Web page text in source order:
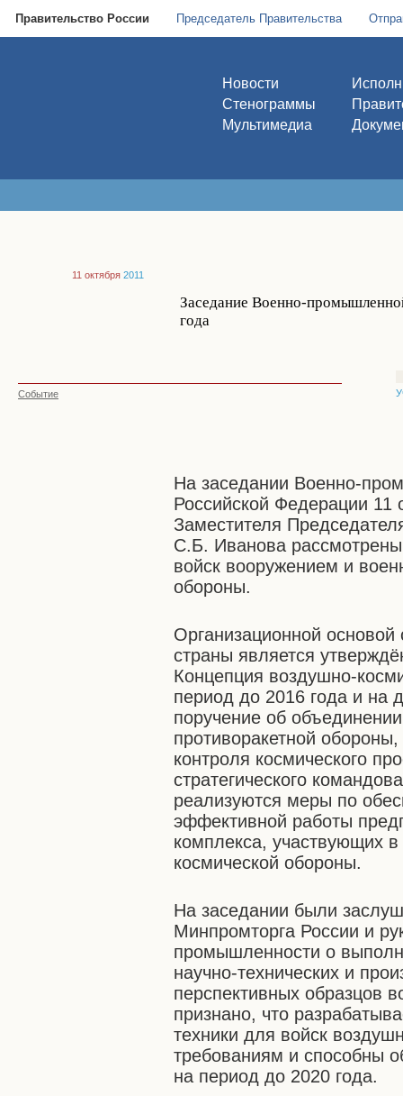
Правительство России Председатель Правительства
Новости
Стенограммы
Мультимедиа
11 октября 2011
Заседание Военно-
года
Событие
На заседании Военно-
Российской Федерации 11
Заместителя
С.Б. Иванова
войск вооружением и
обороны.
Организационной
страны является
Концепция воздушно-
период до 2016 года и на
поручение об
противоракетной
контроля космического
стратегического
реализуются меры по
эффективной работы
комплекса, участвующих
космической обороны.
На заседании были
Минпромторга России и
промышленности о
научно-технических и
перспективных образцов
признано, что
техники для войск
требованиям и способны
на период до 2020 года.